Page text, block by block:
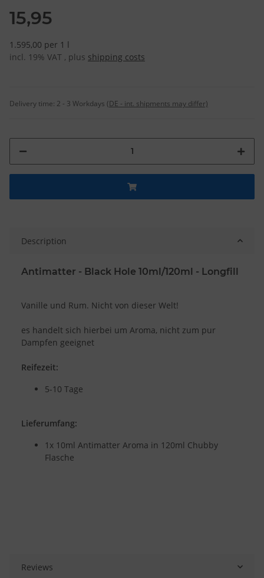
15,95
1.595,00 per 1 l
incl. 19% VAT , plus shipping costs
Delivery time: 2 - 3 Workdays (DE - int. shipments may differ)
Description
Antimatter - Black Hole 10ml/120ml - Longfill
Vanille und Rum. Nicht von dieser Welt!
es handelt sich hierbei um Aroma, nicht zum pur
Dampfen geeignet
Reifezeit:
5-10 Tage
Lieferumfang:
1x 10ml Antimatter Aroma in 120ml Chubby
Flasche
Reviews